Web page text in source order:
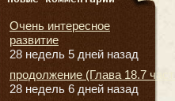
Очень интересное
развитие
28 недель 5 дней назад
продолжение (Глава 18.7 часть
28 недель 6 дней назад